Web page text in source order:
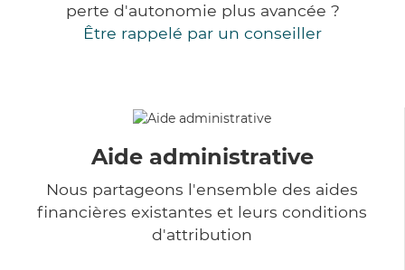
perte d'autonomie plus avancée ?
Être rappelé par un conseiller
Aide administrative
Nous partageons l'ensemble des aides
financières existantes et leurs conditions
d'attribution